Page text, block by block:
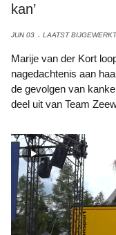
kan’
JUN 03 LAATST
Marije van der Kort
nagedachtenis aan
de gevolgen van
deel uit van Team